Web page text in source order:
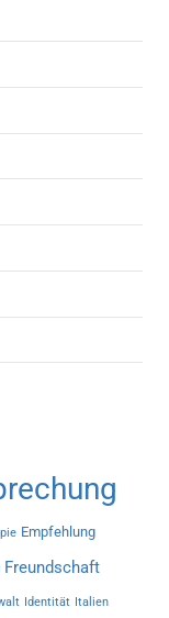
Empfehlung
Freundschaft
Identität Italien